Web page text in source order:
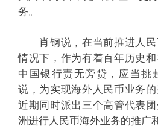
务。
肖钢说，在当前推进人民
情况下，作为有着百年历史
中国银行责无旁贷，应当挑
说，为实现海外人民币业务
近期同时派出三个高管代表
洲进行人民币海外业务的推广